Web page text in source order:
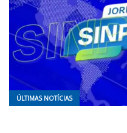
ÚLTIMAS NOTÍCIAS